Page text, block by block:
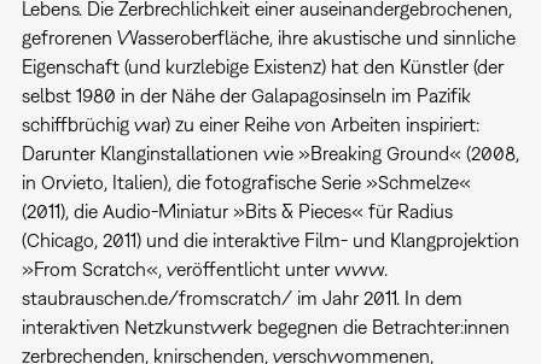
Lebens. Die Zerbrechlichkeit einer auseinandergebrochenen,
gefrorenen Wasseroberfläche, ihre akustische und sinnliche
Eigenschaft (und kurzlebige Existenz) hat den Künstler (der
selbst 1980 in der Nähe der Galapagosinseln im Pazifik
schiffbrüchig war) zu einer Reihe von Arbeiten inspiriert:
Darunter Klanginstallationen wie »Breaking Ground« (2008,
in Orvieto, Italien), die fotografische Serie »Schmelze«
(2011), die Audio-Miniatur »Bits & Pieces« für Radius
(Chicago, 2011) und die interaktive Film- und Klangprojektion
»From Scratch«, veröffentlicht unter www.
staubrauschen.de/fromscratch/ im Jahr 2011. In dem
interaktiven Netzkunstwerk begegnen die Betrachter:innen
zerbrechenden, knirschenden, verschwommenen,